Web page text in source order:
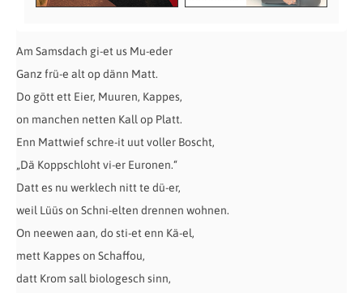
Am Samsdach gi-et us Mu-eder
Ganz frü-e alt op dänn Matt.
Do gött ett Eier, Muuren, Kappes,
on manchen netten Kall op Platt.
Enn Mattwief schre-it uut voller Boscht,
„Dä Koppschloht vi-er Euronen.“
Datt es nu werklech nitt te dü-er,
weil Lüüs on Schni-elten drennen wohnen.
On neewen aan, do sti-et enn Kä-el,
mett Kappes on Schaffou,
datt Krom sall biologesch sinn,